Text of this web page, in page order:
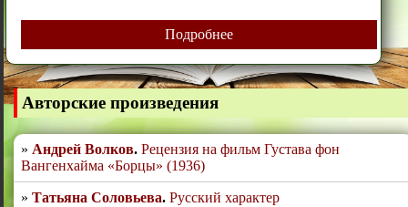
Подробнее
Авторские произведения
Андрей Волков. Рецензия на фильм Густава фон
Вангенхайма «Борцы» (1936)
Татьяна Соловьева. Русский характер